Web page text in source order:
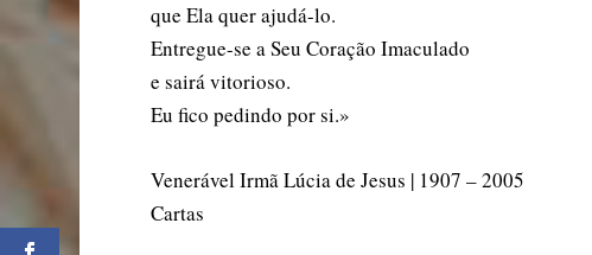
que Ela quer ajudá-lo.
Entregue-se a Seu Coração Imaculado
e sairá vitorioso.
Eu fico pedindo por si.»
Venerável Irmã Lúcia de Jesus | 1907 – 2005
Cartas